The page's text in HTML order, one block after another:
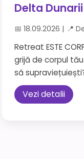
Delta Dunarii
📅 18.09.2026 | 📍
Retreat ESTE
grijă de corpul
să
Vezi detalii